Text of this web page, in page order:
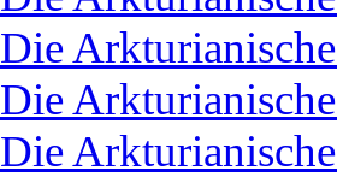
Die
Die
Die